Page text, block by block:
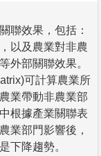
聯效果，包括：
以及農業對非農
外部關聯效果。
可計算農業所
業帶動非農業部
根據產業關聯表
業部門影響後，
下降趨勢。